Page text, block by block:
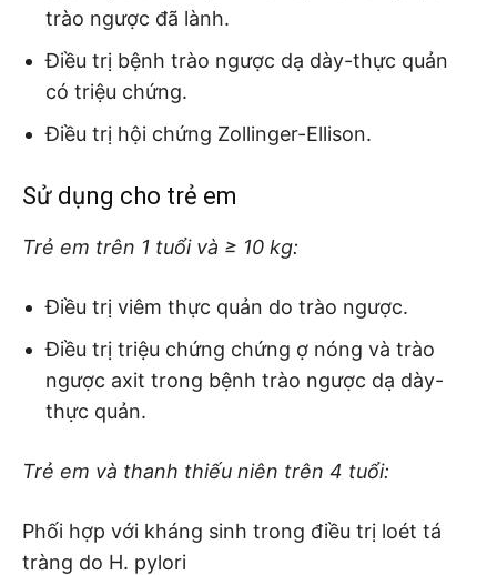
trào ngược đã lành.
Điều trị bệnh trào ngược dạ dày-thực quản
có triệu chứng.
Điều trị hội chứng Zollinger-Ellison.
Sử dụng cho trẻ em
Trẻ em trên 1 tuổi và ≥ 10 kg:
Điều trị viêm thực quản do trào ngược.
Điều trị triệu chứng chứng ợ nóng và trào
ngược axit trong bệnh trào ngược dạ dày-
thực quản.
Trẻ em và thanh thiếu niên trên 4 tuổi:
Phối hợp với kháng sinh trong điều trị loét tá
tràng do H. pylori